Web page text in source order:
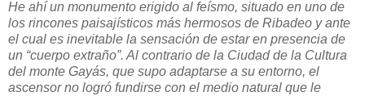
He ahí un monumento erigido al feísmo, situado en uno de
los rincones paisajísticos más hermosos de Ribadeo y ante
el cual es inevitable la sensación de estar en presencia de
un “cuerpo extraño”. Al contrario de la Ciudad de la Cultura
del monte Gayás, que supo adaptarse a su entorno, el
ascensor no logró fundirse con el medio natural que le